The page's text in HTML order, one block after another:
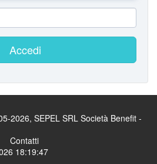
Accedi
SEPEL SRL Società Benefit -
Contatti
18:19:47